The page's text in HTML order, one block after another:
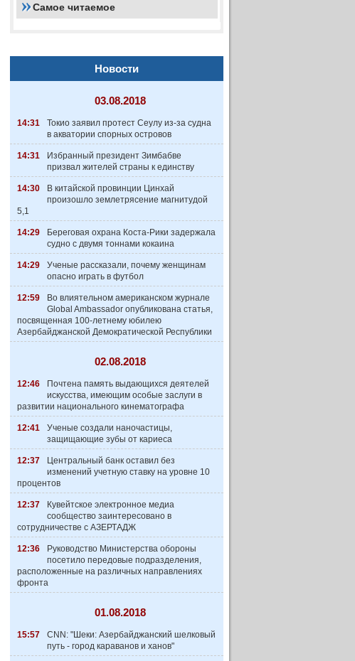
Самое читаемое
Новости
03.08.2018
14:31
Токио заявил протест Сеулу из-за судна
в акватории спорных островов
14:31
Избранный президент Зимбабве
призвал жителей страны к единству
14:30
В китайской провинции Цинхай
произошло землетрясение магнитудой
5,1
14:29
Береговая охрана Коста-Рики задержала
судно с двумя тоннами кокаина
14:29
Ученые рассказали, почему женщинам
опасно играть в футбол
12:59
Во влиятельном американском журнале
Global Ambassador опубликована статья,
посвященная 100-летнему юбилею
Азербайджанской Демократической Республики
02.08.2018
12:46
Почтена память выдающихся деятелей
искусства, имеющим особые заслуги в
развитии национального кинематографа
12:41
Ученые создали наночастицы,
защищающие зубы от кариеса
12:37
Центральный банк оставил без
изменений учетную ставку на уровне 10
процентов
12:37
Кувейтское электронное медиа
сообщество заинтеpесовано в
сотрудничестве с АЗЕРТАДЖ
12:36
Руководство Министерства обороны
посетило передовые подразделения,
расположенные на различных направлениях
фронта
01.08.2018
15:57
CNN: "Шеки: Азербайджанский шелковый
путь - город караванов и ханов"